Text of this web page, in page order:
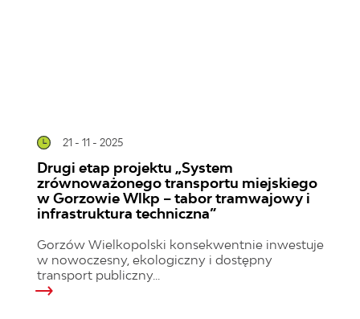
21 - 11 - 2025
Drugi etap projektu „System
zrównoważonego transportu miejskiego
w Gorzowie Wlkp – tabor tramwajowy i
infrastruktura techniczna”
Gorzów Wielkopolski konsekwentnie inwestuje
w nowoczesny, ekologiczny i dostępny
transport publiczny...